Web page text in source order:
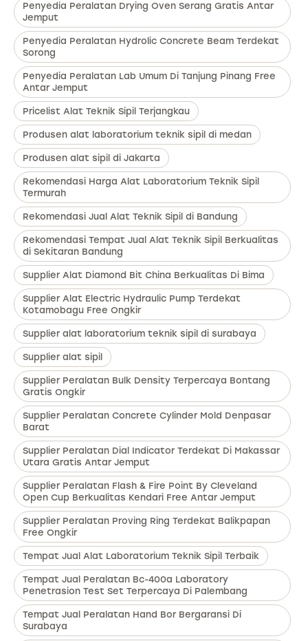
Penyedia Peralatan Drying Oven Serang Gratis Antar
Jemput
Penyedia Peralatan Hydrolic Concrete Beam Terdekat
Sorong
Penyedia Peralatan Lab Umum Di Tanjung Pinang Free
Antar Jemput
Pricelist Alat Teknik Sipil Terjangkau
Produsen alat laboratorium teknik sipil di medan
Produsen alat sipil di Jakarta
Rekomendasi Harga Alat Laboratorium Teknik Sipil
Termurah
Rekomendasi Jual Alat Teknik Sipil di Bandung
Rekomendasi Tempat Jual Alat Teknik Sipil Berkualitas
di Sekitaran Bandung
Supplier Alat Diamond Bit China Berkualitas Di Bima
Supplier Alat Electric Hydraulic Pump Terdekat
Kotamobagu Free Ongkir
Supplier alat laboratorium teknik sipil di surabaya
Supplier alat sipil
Supplier Peralatan Bulk Density Terpercaya Bontang
Gratis Ongkir
Supplier Peralatan Concrete Cylinder Mold Denpasar
Barat
Supplier Peralatan Dial Indicator Terdekat Di Makassar
Utara Gratis Antar Jemput
Supplier Peralatan Flash & Fire Point By Cleveland
Open Cup Berkualitas Kendari Free Antar Jemput
Supplier Peralatan Proving Ring Terdekat Balikpapan
Free Ongkir
Tempat Jual Alat Laboratorium Teknik Sipil Terbaik
Tempat Jual Peralatan Bc-400a Laboratory
Penetrasion Test Set Terpercaya Di Palembang
Tempat Jual Peralatan Hand Bor Bergaransi Di
Surabaya